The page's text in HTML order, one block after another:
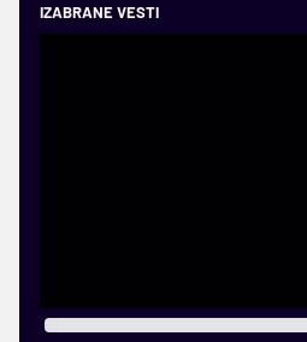
IZABRANE VESTI